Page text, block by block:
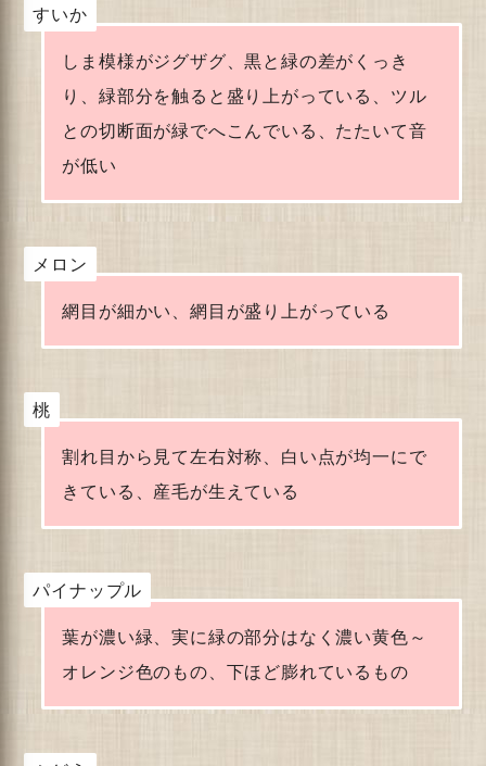
すいか
しま模様がジグザグ、黒と緑の差がくっき
り、緑部分を触ると盛り上がっている、ツル
との切断面が緑でへこんでいる、たたいて音
が低い
メロン
網目が細かい、網目が盛り上がっている
桃
割れ目から見て左右対称、白い点が均一にで
きている、産毛が生えている
パイナップル
葉が濃い緑、実に緑の部分はなく濃い黄色～
オレンジ色のもの、下ほど膨れているもの